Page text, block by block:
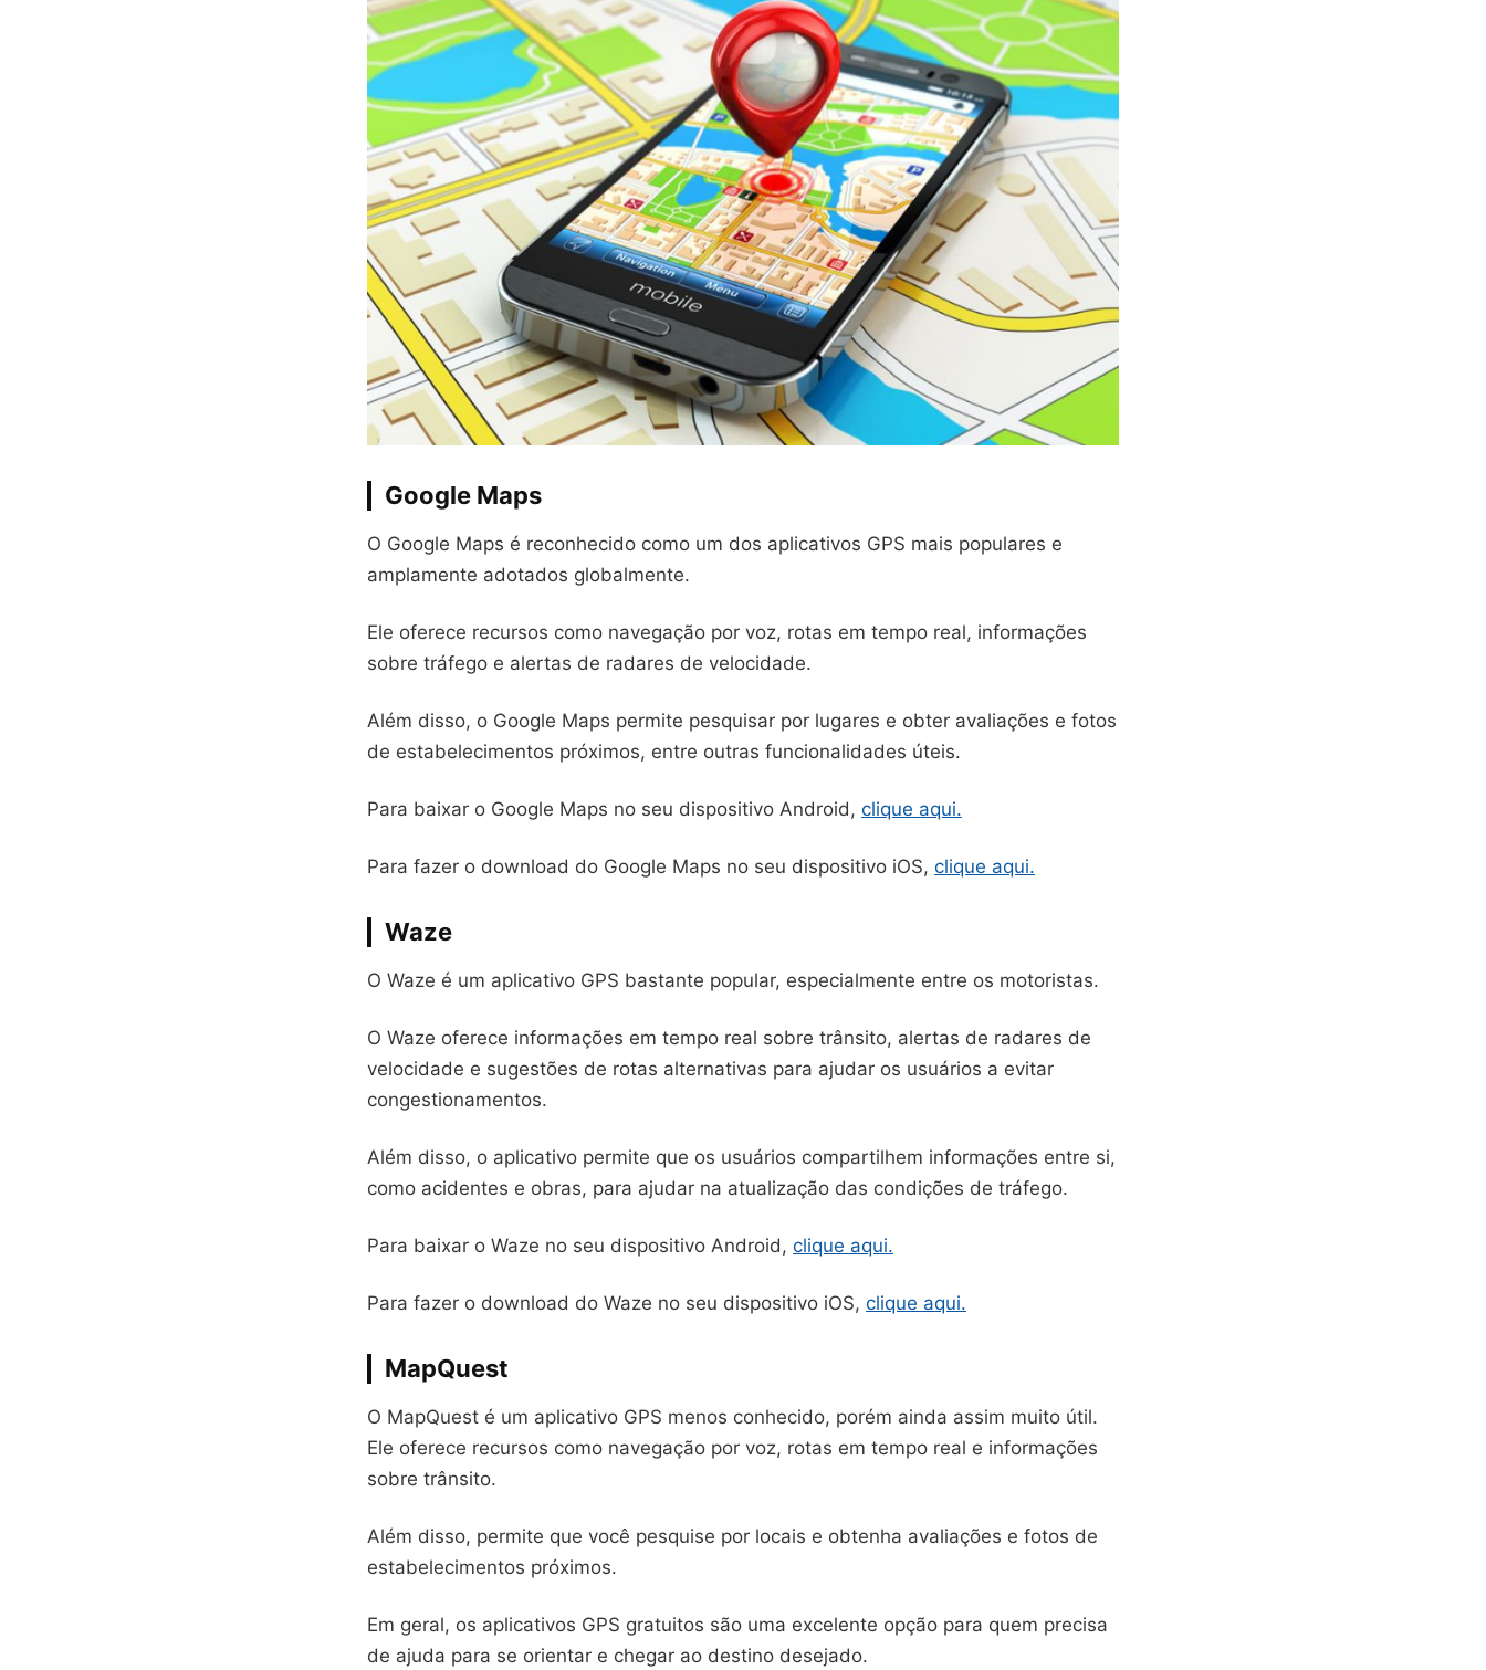
Google Maps
O Google Maps é reconhecido como um dos aplicativos GPS mais populares e
amplamente adotados globalmente.
Ele oferece recursos como navegação por voz, rotas em tempo real, informações
sobre tráfego e alertas de radares de velocidade.
Além disso, o Google Maps permite pesquisar por lugares e obter avaliações e fotos
de estabelecimentos próximos, entre outras funcionalidades úteis.
Para baixar o Google Maps no seu dispositivo Android, clique aqui.
Para fazer o download do Google Maps no seu dispositivo iOS, clique aqui.
Waze
O Waze é um aplicativo GPS bastante popular, especialmente entre os motoristas.
O Waze oferece informações em tempo real sobre trânsito, alertas de radares de
velocidade e sugestões de rotas alternativas para ajudar os usuários a evitar
congestionamentos.
Além disso, o aplicativo permite que os usuários compartilhem informações entre si,
como acidentes e obras, para ajudar na atualização das condições de tráfego.
Para baixar o Waze no seu dispositivo Android, clique aqui.
Para fazer o download do Waze no seu dispositivo iOS, clique aqui.
MapQuest
O MapQuest é um aplicativo GPS menos conhecido, porém ainda assim muito útil.
Ele oferece recursos como navegação por voz, rotas em tempo real e informações
sobre trânsito.
Além disso, permite que você pesquise por locais e obtenha avaliações e fotos de
estabelecimentos próximos.
Em geral, os aplicativos GPS gratuitos são uma excelente opção para quem precisa
de ajuda para se orientar e chegar ao destino desejado.